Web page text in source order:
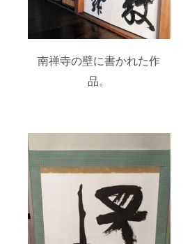
南禅寺の壁に書かれた作
品。